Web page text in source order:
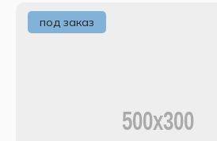
под заказ